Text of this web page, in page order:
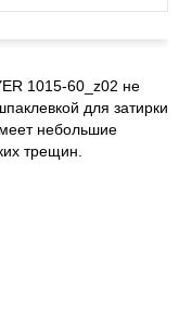
1015-60_z02 не
для затирки
небольшие
трещин.